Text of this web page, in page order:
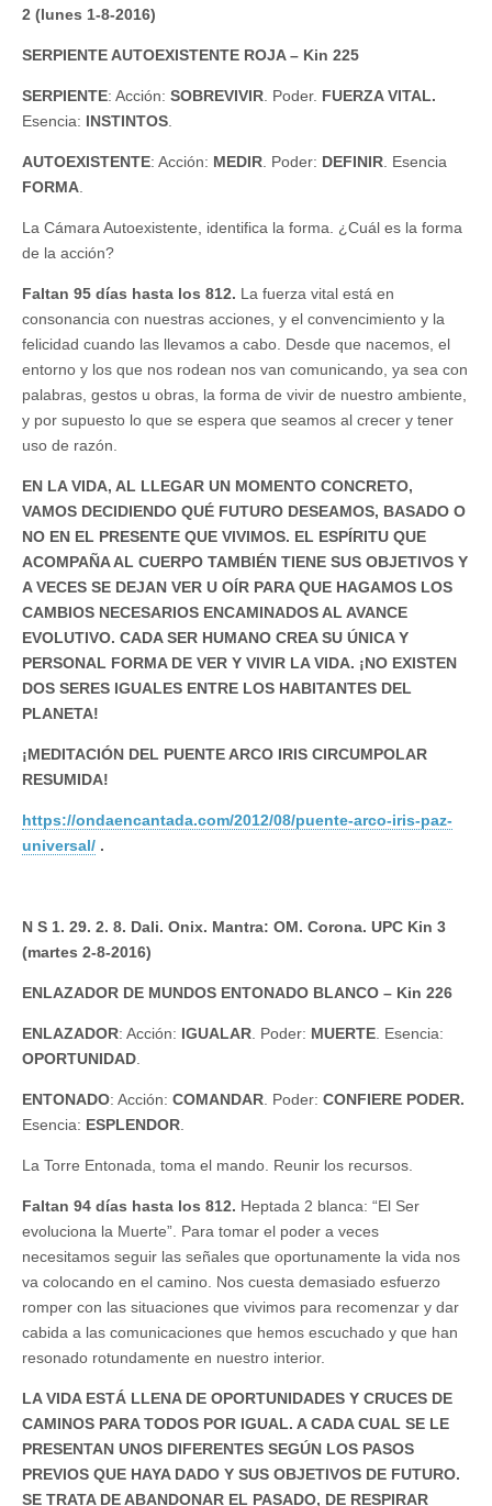
2 (lunes 1-8-2016)
SERPIENTE AUTOEXISTENTE ROJA – Kin 225
SERPIENTE: Acción: SOBREVIVIR. Poder. FUERZA VITAL.
Esencia: INSTINTOS.
AUTOEXISTENTE: Acción: MEDIR. Poder: DEFINIR. Esencia
FORMA.
La Cámara Autoexistente, identifica la forma. ¿Cuál es la forma
de la acción?
Faltan 95 días hasta los 812. La fuerza vital está en
consonancia con nuestras acciones, y el convencimiento y la
felicidad cuando las llevamos a cabo. Desde que nacemos, el
entorno y los que nos rodean nos van comunicando, ya sea con
palabras, gestos u obras, la forma de vivir de nuestro ambiente,
y por supuesto lo que se espera que seamos al crecer y tener
uso de razón.
EN LA VIDA, AL LLEGAR UN MOMENTO CONCRETO,
VAMOS DECIDIENDO QUÉ FUTURO DESEAMOS, BASADO O
NO EN EL PRESENTE QUE VIVIMOS. EL ESPÍRITU QUE
ACOMPAÑA AL CUERPO TAMBIÉN TIENE SUS OBJETIVOS Y
A VECES SE DEJAN VER U OÍR PARA QUE HAGAMOS LOS
CAMBIOS NECESARIOS ENCAMINADOS AL AVANCE
EVOLUTIVO. CADA SER HUMANO CREA SU ÚNICA Y
PERSONAL FORMA DE VER Y VIVIR LA VIDA. ¡NO EXISTEN
DOS SERES IGUALES ENTRE LOS HABITANTES DEL
PLANETA!
¡MEDITACIÓN DEL PUENTE ARCO IRIS CIRCUMPOLAR
RESUMIDA!
https://ondaencantada.com/2012/08/puente-arco-iris-paz-
universal/ .
N S 1. 29. 2. 8. Dali. Onix. Mantra: OM. Corona. UPC Kin 3
(martes 2-8-2016)
ENLAZADOR DE MUNDOS ENTONADO BLANCO – Kin 226
ENLAZADOR: Acción: IGUALAR. Poder: MUERTE. Esencia:
OPORTUNIDAD.
ENTONADO: Acción: COMANDAR. Poder: CONFIERE PODER.
Esencia: ESPLENDOR.
La Torre Entonada, toma el mando. Reunir los recursos.
Faltan 94 días hasta los 812. Heptada 2 blanca: “El Ser
evoluciona la Muerte”. Para tomar el poder a veces
necesitamos seguir las señales que oportunamente la vida nos
va colocando en el camino. Nos cuesta demasiado esfuerzo
romper con las situaciones que vivimos para recomenzar y dar
cabida a las comunicaciones que hemos escuchado y que han
resonado rotundamente en nuestro interior.
LA VIDA ESTÁ LLENA DE OPORTUNIDADES Y CRUCES DE
CAMINOS PARA TODOS POR IGUAL. A CADA CUAL SE LE
PRESENTAN UNOS DIFERENTES SEGÚN LOS PASOS
PREVIOS QUE HAYA DADO Y SUS OBJETIVOS DE FUTURO.
SE TRATA DE ABANDONAR EL PASADO, DE RESPIRAR